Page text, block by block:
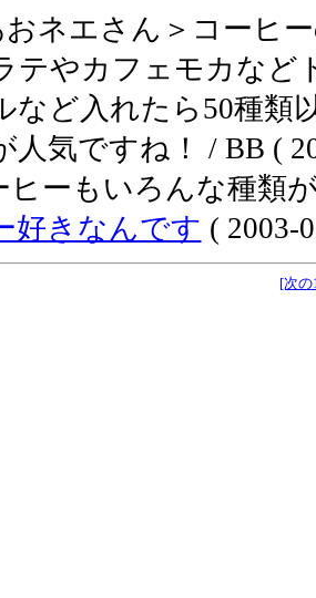
ネエさん＞コーヒ
テやカフェモカなど
など入れたら50種類
人気ですね！ / BB (
ヒーもいろんな種類
好きなんです ( 2003-
[次